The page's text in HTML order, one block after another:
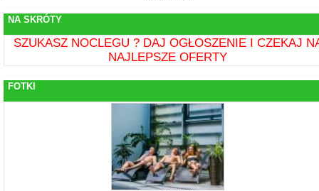
NA SKRÓTY
SZUKASZ NOCLEGU ? DAJ OGŁOSZENIE I CZEKAJ
NAJLEPSZE OFERTY
FOTKI